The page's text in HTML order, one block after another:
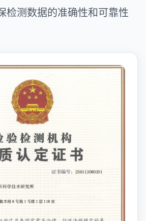
检测数据的准确性和可靠性